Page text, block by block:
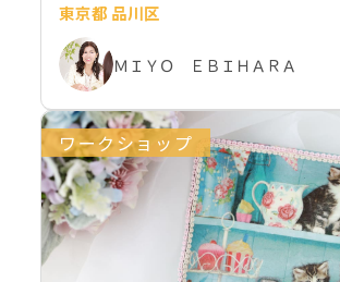
東京都 品川区
ＭＩＹＯ ＥＢＩＨＡＲＡ
ワークショップ